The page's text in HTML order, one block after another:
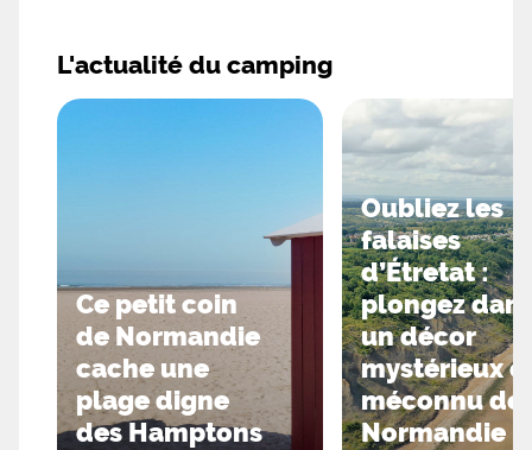
L'actualité du camping
Ce petit coin
de Normandie
cache une
plage digne
des Hamptons
Oubliez les
falaises
d’Étretat :
plongez
un décor
mystérieux
méconnu de
Normandie